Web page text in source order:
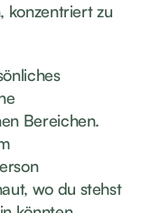
konzentriert zu
Bereichen.
wo du stehst